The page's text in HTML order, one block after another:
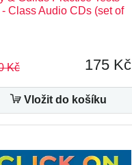
- Class Audio CDs (set of
Kč 175 Kč
Vložit do košíku